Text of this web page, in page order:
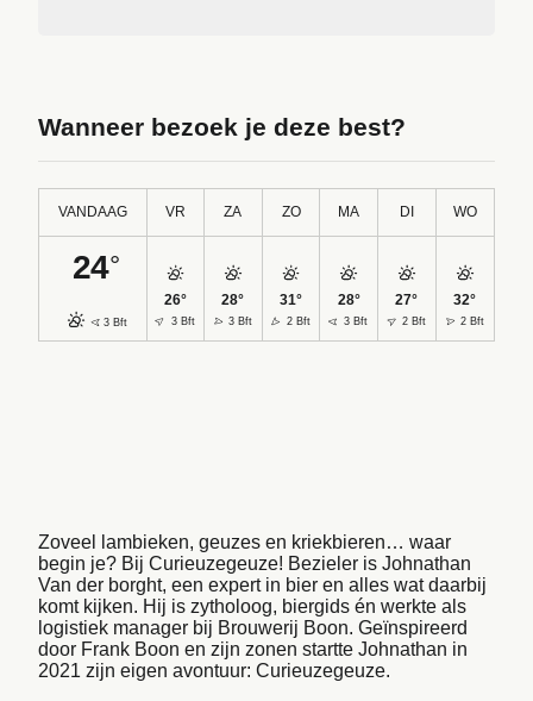
Wanneer bezoek je deze best?
VANDAAG
24°
3 Bft
VR
26°
3 Bft
ZA
28°
3 Bft
ZO
31°
2 Bft
MA
28°
3 Bft
DI
27°
2 Bft
WO
32°
2 Bft
Zoveel lambieken, geuzes en kriekbieren… waar
begin je? Bij Curieuzegeuze! Bezieler is Johnathan
Van der borght, een expert in bier en alles wat daarbij
komt kijken. Hij is zytholoog, biergids én werkte als
logistiek manager bij Brouwerij Boon. Geïnspireerd
door Frank Boon en zijn zonen startte Johnathan in
2021 zijn eigen avontuur: Curieuzegeuze.